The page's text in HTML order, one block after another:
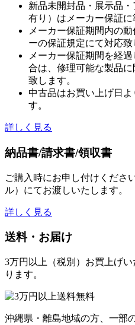
新品未開封品・展示品
有り）はメーカー保証に
メーカー保証期間内の
ーの保証規定にて対応致
メーカー保証期間を経
合は、修理可能な製品
致します。
中古品はお買い上げ日
す。
詳しく見る
納品書/請求書/領収書
ご購入時にお申し付けくださ
ル）にてお渡しいたします。
詳しく見る
送料・お届け
3万円以上（税別）お買上げ
ります。
沖縄県・離島地域の方、一部